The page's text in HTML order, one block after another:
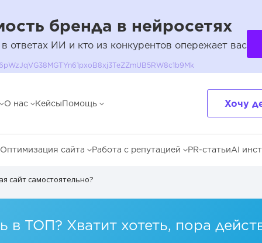
бренда в нейросетях
ответах ИИ и кто из конкурентов опережает вас
О нас КейсыПомощь Хочу
Оптимизация сайта Работа с репутацией PR-статьиAI
сайт самостоятельно?
в ТОП? Хватит хотеть, пора